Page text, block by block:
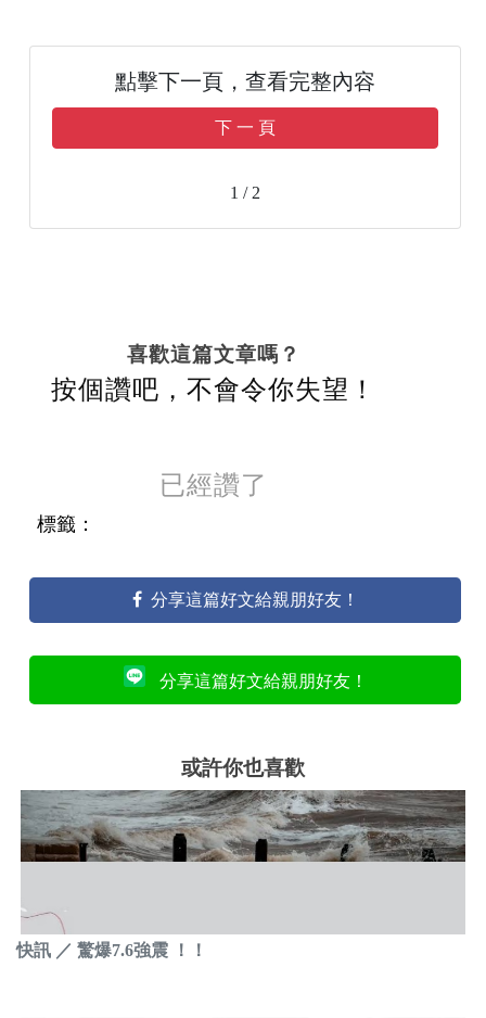
點擊下一頁，查看完整內容
下 一 頁
1 / 2
喜歡這篇文章嗎？
按個讚吧，不會令你失望！
已經讚了
標籤：
分享這篇好文給親朋好友！
分享這篇好文給親朋好友！
或許你也喜歡
快訊 ／ 驚爆7.6強震 ！！